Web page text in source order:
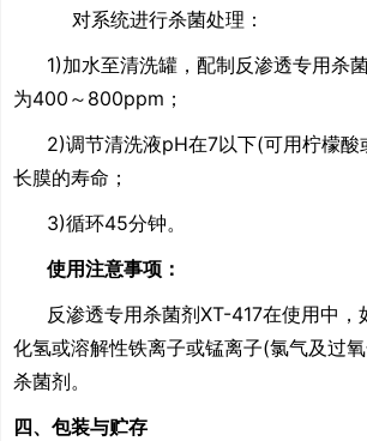
对系统进行杀菌处理：
1)加水至清洗罐，配制反渗透专用杀
为400 ～ 800ppm ；
2)调节清洗液pH在7以下(可用柠檬酸
长膜的寿命；
3)循环45分钟。
使用注意事项：
反渗透专用杀菌剂XT-417在使用中，
化氢或溶解性铁离子或锰离子(氯气及过
杀菌剂。
四、包装与贮存